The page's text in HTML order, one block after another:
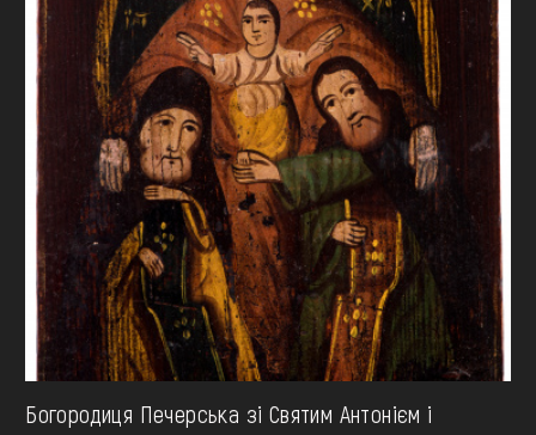
Богородиця Печерська зі Святим Антонієм і